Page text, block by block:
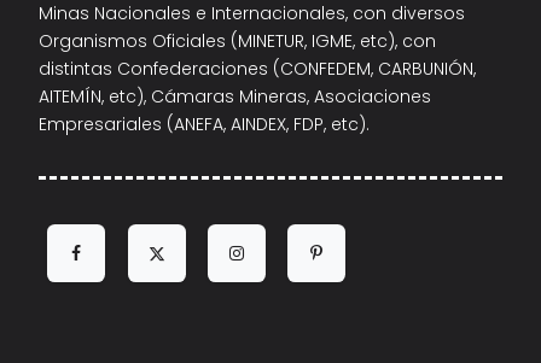
Minas Nacionales e Internacionales, con diversos
Organismos Oficiales (MINETUR, IGME, etc), con
distintas Confederaciones (CONFEDEM, CARBUNIÓN,
AITEMÍN, etc), Cámaras Mineras, Asociaciones
Empresariales (ANEFA, AINDEX, FDP, etc).